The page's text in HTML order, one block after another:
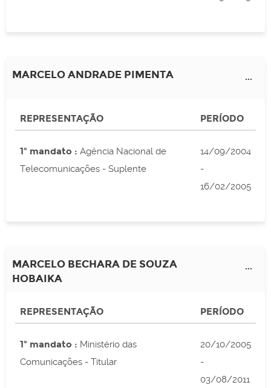
MARCELO ANDRADE PIMENTA ...
REPRESENTAÇÃO PERÍODO
1º mandato : Agência Nacional de
Telecomunicações - Suplente
14/09/2004
-
16/02/2005
MARCELO BECHARA DE SOUZA
HOBAIKA
...
REPRESENTAÇÃO PERÍODO
1º mandato : Ministério das
Comunicações - Titular
20/10/2005
-
03/08/2011